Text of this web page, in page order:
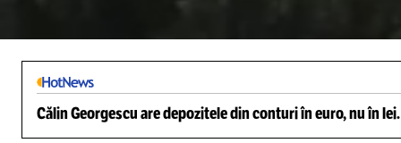
Călin Georgescu are depozitele din conturi în euro, nu în